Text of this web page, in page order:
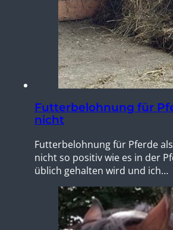
Futterbelohnung für
nicht
Futterbelohnung für Pferde
nicht so positiv wie es in der
üblich gehalten wird und ich…